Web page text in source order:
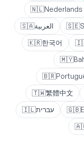
🇳🇱Nederlands
🇸🇦العربية 🇸🇪
🇰🇷한국어
🇲🇾
🇧🇷
🇹🇼繁體中文
🇮🇱עברית 🇬🇧